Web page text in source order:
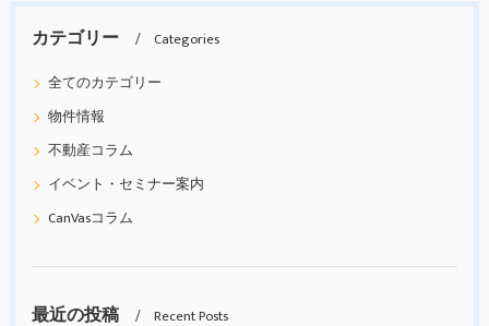
カテゴリー
Categories
全てのカテゴリー
物件情報
不動産コラム
イベント・セミナー案内
CanVasコラム
最近の投稿 Recent Posts